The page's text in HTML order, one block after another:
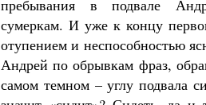
пребывания в подвале
сумеркам. И уже к концу
отупением и неспособностью
Андрей по обрывкам фраз,
самом темном – углу подвала